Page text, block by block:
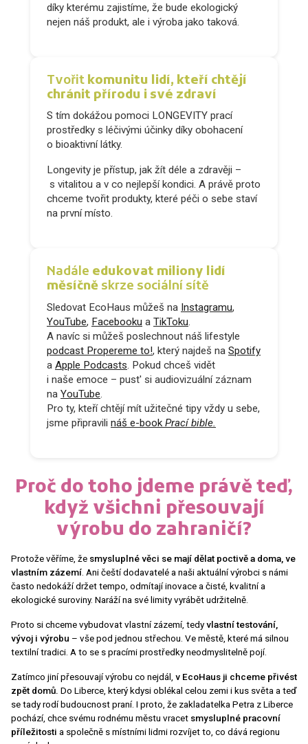
díky kterému zajistíme, že bude ekologický
nejen náš produkt, ale i výroba jako taková.
Tvořit komunitu lidí, kteří chtějí
chránit přírodu i své zdraví
S tím dokážou pomoci LONGEVITY prací
prostředky s léčivými účinky díky obohacení
o bioaktivní látky.
Longevity je přístup, jak žít déle a zdravěji –
s vitalitou a v co nejlepší kondici. A právě proto
chceme tvořit produkty, které péči o sebe staví
na první místo.
Nadále edukovat miliony lidí
měsíčně skrze sociální sítě
Sledovat EcoHaus můžeš na Instagramu,
YouTube, Facebooku a TikToku.
A navíc si můžeš poslechnout náš lifestyle
podcast Propereme to!, který najdeš na Spotify
a Apple Podcasts. Pokud chceš vidět
i naše emoce – pust' si audiovizuální záznam
na YouTube.
Pro ty, kteří chtějí mít užitečné tipy vždy u sebe,
jsme připravili náš e-book Prací bible.
Proč do toho jdeme právě teď,
když všichni přesouvají
výrobu do zahraničí?
Protože věříme, že smysluplné věci se mají dělat poctivě a doma, ve
vlastním zázemí. Ani čeští dodavatelé a naši aktuální výrobci s námi
často nedokáží držet tempo, odmítají inovace a čisté, kvalitní a
ekologické suroviny. Naráží na své limity vyrábět udržitelně.
Proto si chceme vybudovat vlastní zázemí, tedy vlastní testování,
vývoj i výrobu – vše pod jednou střechou. Ve městě, které má silnou
textilní tradici. A to se s pracími prostředky neodmyslitelně pojí.
Zatímco jiní přesouvají výrobu co nejdál, v EcoHaus ji chceme přivést
zpět domů. Do Liberce, který kdysi oblékal celou zemi i kus světa a teď
se tady rodí budoucnost praní. I proto, že zakladatelka Petra z Liberce
pochází, chce svému rodnému městu vracet smysluplné pracovní
příležitosti a společně s místními lidmi rozvíjet to, co dává regionu